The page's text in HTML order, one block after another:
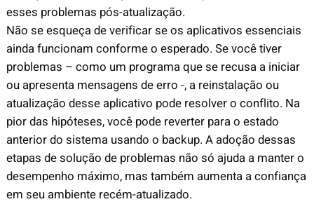
esses problemas pós-atualização.
Não se esqueça de verificar se os aplicativos essenciais
ainda funcionam conforme o esperado. Se você tiver
problemas – como um programa que se recusa a iniciar
ou apresenta mensagens de erro -, a reinstalação ou
atualização desse aplicativo pode resolver o conflito. Na
pior das hipóteses, você pode reverter para o estado
anterior do sistema usando o backup. A adoção dessas
etapas de solução de problemas não só ajuda a manter o
desempenho máximo, mas também aumenta a confiança
em seu ambiente recém-atualizado.